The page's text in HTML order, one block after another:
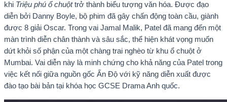
khi Triệu phú ổ chuộttrở thành biểu tượng văn hóa. Được đạo
diễn bởi Danny Boyle, bộ phim đã gây chấn động toàn cầu, giành
được 8 giải Oscar. Trong vai Jamal Malik, Patel đã mang đến một
màn trình diễn chân thành và sâu sắc, thể hiện khát vọng muốn
dứt khỏi số phận của một chàng trai nghèo từ khu ổ chuột ở
Mumbai. Vai diễn này là minh chứng cho khả năng của Patel trong
việc kết nối giữa nguồn gốc Ấn Độ với kỹ năng diễn xuất được
đào tạo bài bản tại khóa học GCSE Drama Anh quốc.